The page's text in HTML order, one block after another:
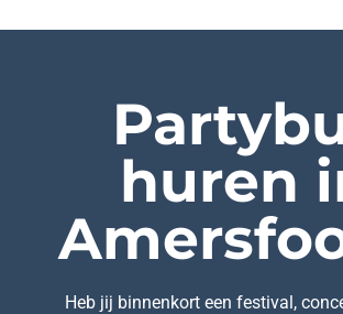
huren
Heb jij binnenkort een festival,